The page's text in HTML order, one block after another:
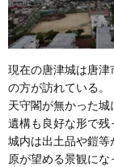
現在の唐津城は唐津
の方が訪れている。
天守閣が無かった
遺構も良好な形で残
城内は出土品や鎧
原が望める景観にな